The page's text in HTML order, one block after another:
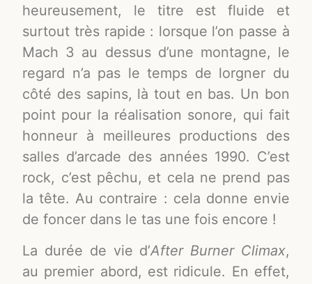
heureusement, le titre est fluide et
surtout très rapide : lorsque l’on passe à
Mach 3 au dessus d’une montagne, le
regard n’a pas le temps de lorgner du
côté des sapins, là tout en bas. Un bon
point pour la réalisation sonore, qui fait
honneur à meilleures productions des
salles d’arcade des années 1990. C’est
rock, c’est pêchu, et cela ne prend pas
la tête. Au contraire : cela donne envie
de foncer dans le tas une fois encore !
La durée de vie d’After Burner Climax,
au premier abord, est ridicule. En effet,